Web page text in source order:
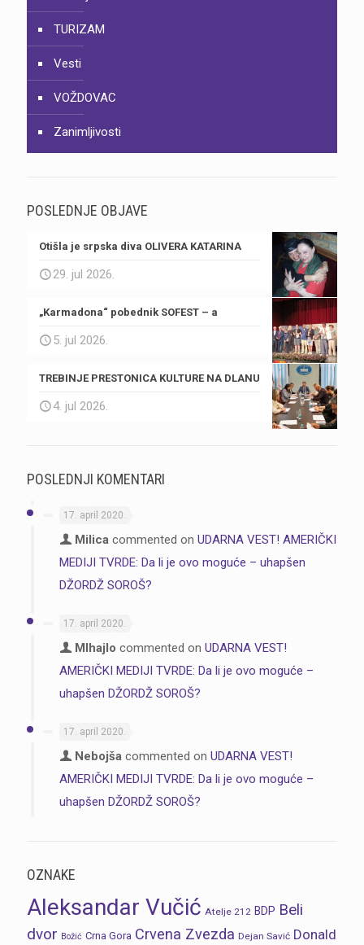
TURIZAM
Vesti
VOŽDOVAC
Zanimljivosti
POSLEDNJE OBJAVE
Otišla je srpska diva OLIVERA KATARINA
29. jul 2026.
„Karmadona“ pobednik SOFEST – a
5. jul 2026.
TREBINJE PRESTONICA KULTURE NA DLANU
4. jul 2026.
POSLEDNJI KOMENTARI
17. april 2020.
Milica commented on UDARNA VEST! AMERIČKI
MEDIJI TVRDE: Da li je ovo moguće – uhapšen
DŽORDŽ SOROŠ?
17. april 2020.
MIhajlo commented on UDARNA VEST!
AMERIČKI MEDIJI TVRDE: Da li je ovo moguće –
uhapšen DŽORDŽ SOROŠ?
17. april 2020.
Nebojša commented on UDARNA VEST!
AMERIČKI MEDIJI TVRDE: Da li je ovo moguće –
uhapšen DŽORDŽ SOROŠ?
OZNAKE
Aleksandar Vučić Atelje 212 BDP Beli
dvor Božić Crna Gora Crvena Zvezda Dejan Savić Donald